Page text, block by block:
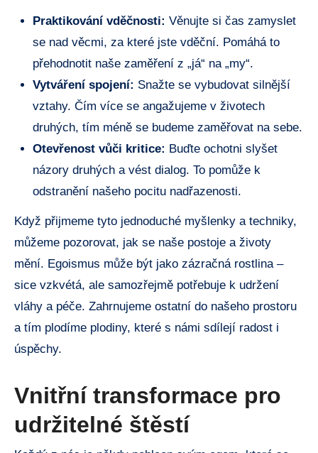
Praktikování vděčnosti: Věnujte si čas zamyslet
se nad věcmi, za které jste vděční. Pomáhá to
přehodnotit naše zaměření z „já“ na „my“.
Vytváření spojení: Snažte se vybudovat silnější
vztahy. Čím více se angažujeme v životech
druhých, tím méně se budeme zaměřovat na sebe.
Otevřenost vůči kritice: Buďte ochotni slyšet
názory druhých a vést dialog. To pomůže k
odstranění našeho pocitu nadřazenosti.
Když přijmeme tyto jednoduché myšlenky a techniky,
můžeme pozorovat, jak se naše postoje a životy
mění. Egoismus může být jako zázračná rostlina –
sice vzkvétá, ale samozřejmě potřebuje k udržení
vláhy a péče. Zahrnujeme ostatní do našeho prostoru
a tím plodíme plodiny, které s námi sdílejí radost i
úspěchy.
Vnitřní transformace pro
udržitelné štěstí